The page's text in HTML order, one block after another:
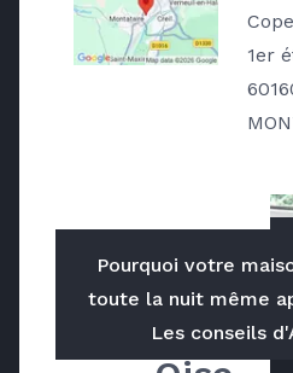
Qui
Expert
1er
Pourquoi votre
toute la nuit même
Les conseils